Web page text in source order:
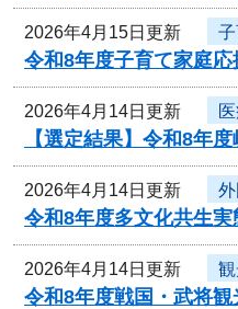
2026年4月15日更新
令和8年度子育て家庭応
2026年4月14日更新
【選定結果】令和8年
2026年4月14日更新
令和8年度多文化共生
2026年4月14日更新
令和8年度戦国・武将観